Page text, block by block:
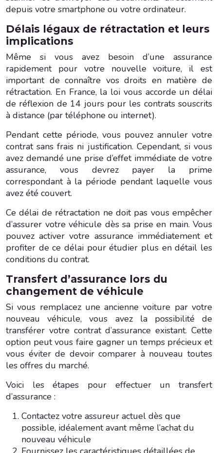
depuis votre smartphone ou votre ordinateur.
Délais légaux de rétractation et leurs
implications
Même si vous avez besoin d’une assurance
rapidement pour votre nouvelle voiture, il est
important de connaître vos droits en matière de
rétractation. En France, la loi vous accorde un délai
de réflexion de 14 jours pour les contrats souscrits
à distance (par téléphone ou internet).
Pendant cette période, vous pouvez annuler votre
contrat sans frais ni justification. Cependant, si vous
avez demandé une prise d’effet immédiate de votre
assurance, vous devrez payer la prime
correspondant à la période pendant laquelle vous
avez été couvert.
Ce délai de rétractation ne doit pas vous empêcher
d’assurer votre véhicule dès sa prise en main. Vous
pouvez activer votre assurance immédiatement et
profiter de ce délai pour étudier plus en détail les
conditions du contrat.
Transfert d’assurance lors du
changement de véhicule
Si vous remplacez une ancienne voiture par votre
nouveau véhicule, vous avez la possibilité de
transférer votre contrat d’assurance existant. Cette
option peut vous faire gagner un temps précieux et
vous éviter de devoir comparer à nouveau toutes
les offres du marché.
Voici les étapes pour effectuer un transfert
d’assurance :
Contactez votre assureur actuel dès que
possible, idéalement avant même l’achat du
nouveau véhicule